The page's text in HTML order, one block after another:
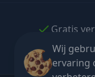
Wij
ervaring
Gratis